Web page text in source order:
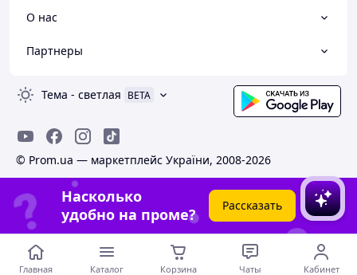
О нас
Партнеры
Тема - светлая BETA
© Prom.ua — маркетплейс України, 2008-2026
Насколько
удобно на проме?
Рассказать
Главная Каталог Корзина Чаты Кабинет